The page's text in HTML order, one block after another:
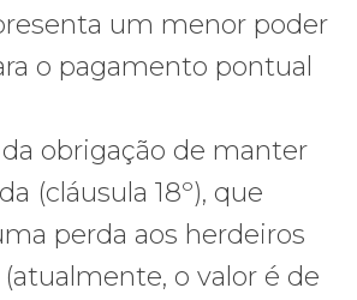
um menor poder
o pagamento pontual
obrigação de manter
(cláusula 18º), que
perda aos herdeiros
o valor é de